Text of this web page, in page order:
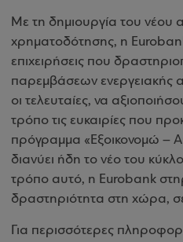
Με τη δημιουργία του νέου
χρηματοδότησης, η Eurobank
επιχειρήσεις που
παρεμβάσεων ενεργειακής
οι τελευταίες, να
τρόπο τις ευκαιρίες που
πρόγραμμα «Εξοικονομώ –
διανύει ήδη το νέο του
τρόπο αυτό, η Eurobank
δραστηριότητα στη χώρα,
Για περισσότερες